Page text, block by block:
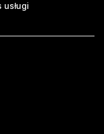
usługi